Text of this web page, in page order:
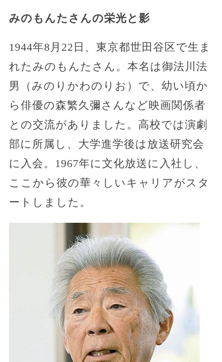
みのもんたさんの栄光と影
1944年8月22日、東京都世田谷区で生ま
れたみのもんたさん。本名は御法川法
男（みのりかわのりお）で、幼い頃か
ら俳優の森繁久彌さんなど映画関係者
との交流がありました。高校では演劇
部に所属し、大学進学後は放送研究会
に入会。1967年に文化放送に入社し、
ここから彼の華々しいキャリアがスタ
ートしました。